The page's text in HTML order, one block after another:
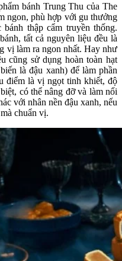
bánh Trung Thu của The
ngon, phù hợp với gu thưởng
thập cẩm truyền thống.
tất cả nguyên liệu đều là
vị làm ra ngon nhất. Hay như
cũng sử dụng hoàn toàn hạt
là đậu xanh) để làm phần
điểm là vị ngọt tinh khiết, độ
có thể nâng đỡ và làm nổi
với nhân nền đậu xanh, nếu
chuẩn vị.